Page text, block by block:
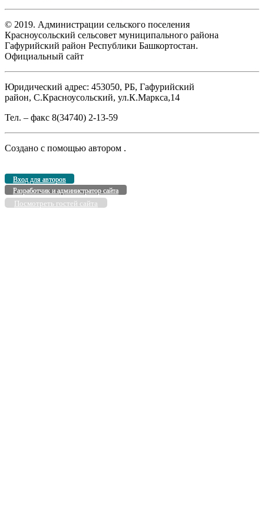
© 2019. Администрации сельского поселения
Красноусольский сельсовет муниципального района
Гафурийский район Республики Башкортостан.
Официальный сайт
Юридический адрес: 453050, РБ, Гафурийский
район, С.Красноусольский, ул.К.Маркса,14
Тел. – факс 8(34740) 2-13-59
Создано с помощью автором .
Вход для авторов
Разработчик и администратор сайта
Посмотреть гостей сайта